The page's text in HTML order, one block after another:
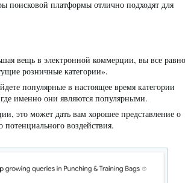
поисковой платформы отлично подходят для
вещь в электронной коммерции, вы все равно
розничные категории».
популярные в настоящее время категории
именно они являются популярными.
это может дать вам хорошее представление о
потенциального воздействия.